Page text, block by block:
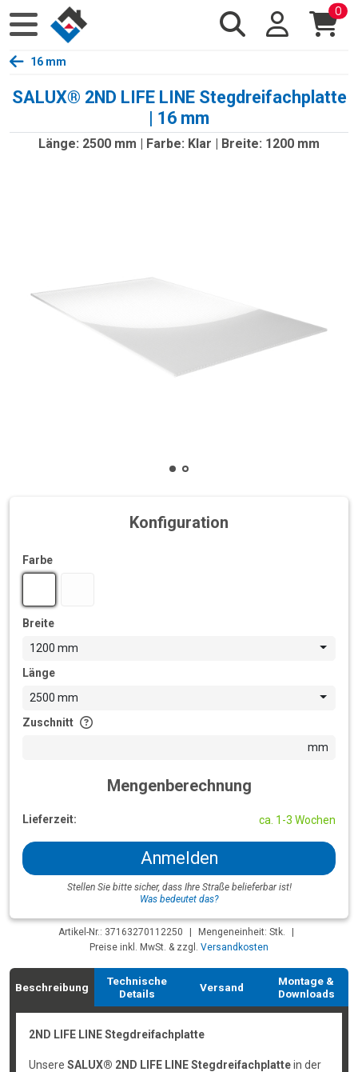
0
16 mm
SALUX® 2ND LIFE LINE Stegdreifachplatte
| 16 mm
Länge: 2500 mm | Farbe: Klar | Breite: 1200 mm
Konfiguration
Farbe
Breite
1200 mm
Länge
2500 mm
Zuschnitt
mm
Mengenberechnung
Lieferzeit: ca. 1-3 Wochen
Anmelden
Stellen Sie bitte sicher, dass Ihre Straße belieferbar ist!
Was bedeutet das?
Artikel-Nr.: 37163270112250 | Mengeneinheit: Stk.
|
Preise inkl. MwSt. & zzgl. Versandkosten
Beschreibung
Technische
Details
Versand
Montage &
Downloads
2ND LIFE LINE Stegdreifachplatte
Unsere SALUX® 2ND LIFE LINE Stegdreifachplattein der